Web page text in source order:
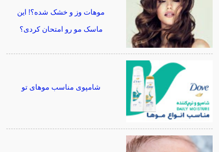
موهات وز و خشک شده؟! این
ماسک مو رو امتحان کردی؟
شامپوی مناسب موهای تو